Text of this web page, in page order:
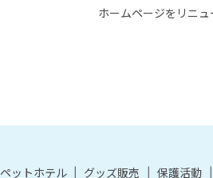
ホームページをリニュ
ペットホテル グッズ販売 保護活動